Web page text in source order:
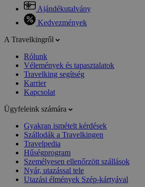
Ajándékutalvány
Kedvezmények
A Travelkingről
Rólunk
Vélemények és tapasztalatok
Travelking segítség
Karrier
Kapcsolat
Ügyfeleink számára
Gyakran ismételt kérdések
Szállodák a Travelkingen
Travelpedia
Hűségprogram
Személyesen ellenőrzött szállások
Nyár, utazással tele
Utazási élmények Szép-kártyával